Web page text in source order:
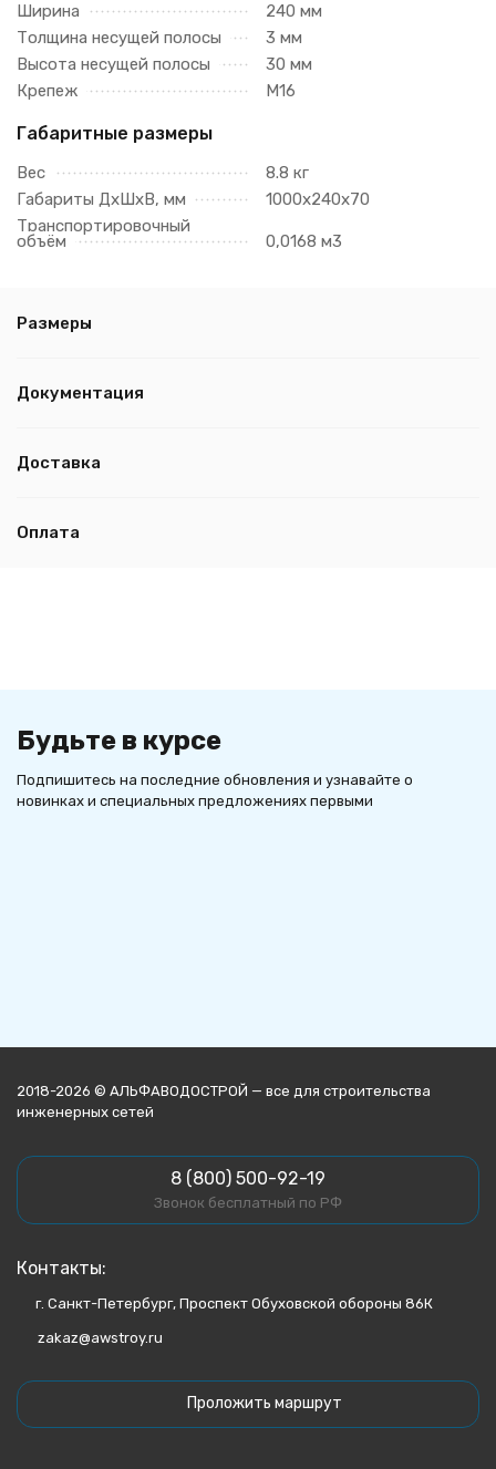
Ширина
240 мм
Толщина несущей полосы
3 мм
Высота несущей полосы
30 мм
Крепеж
М16
Габаритные размеры
Вес
8.8 кг
Габариты ДхШхВ, мм
1000х240х70
Транспортировочный
объём 0,0168 м3
Размеры
Документация
Доставка
Оплата
Будьте в курсе
Подпишитесь на последние обновления и узнавайте о
новинках и специальных предложениях первыми
2018-2026 © АЛЬФАВОДОСТРОЙ — все для строительства
инженерных сетей
8 (800) 500-92-19
Звонок бесплатный по РФ
Контакты:
г. Санкт-Петербург, Проспект Обуховской обороны 86К
zakaz@awstroy.ru
Проложить маршрут